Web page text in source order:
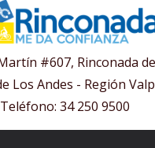
#607, Rinconada
Los Andes - Región
Teléfono: 34 250 9500